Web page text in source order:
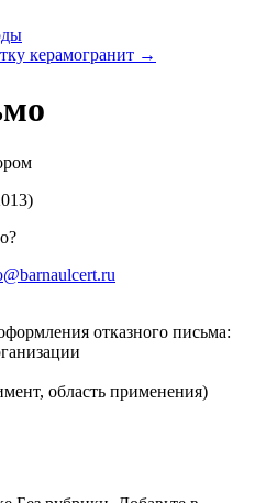
керамогранит →
отказного письма:
область применения)